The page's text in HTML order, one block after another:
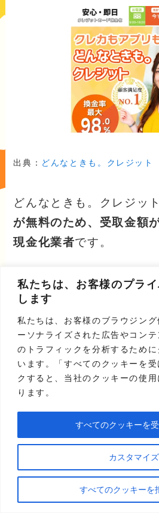
私たちは、お客様のプラ
します
私たちは、お客様のブラウジン
ーソナライズされた広告やコン
のトラフィックを分析するため
います。「すべてのクッキーを
クすると、当社のクッキーの使
ります。
カスタマイズ
すべてのクッキーを
すべてのクッキーを
出典： どんなときも。クレジット
どんなときも。クレジット
が無料のため、受取金額
現金化業者です。
このサービスでは、振込
料が発生せず、
た金額から変更される心
また、 換金率は最大98%
とまった金額が必要な際
もお得に利用できる魅力
上記を踏まえると、どん
ットはメルカードを利用